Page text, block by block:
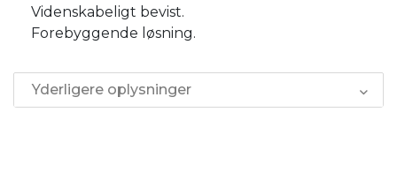
Videnskabeligt bevist.
Forebyggende løsning.
Yderligere oplysninger